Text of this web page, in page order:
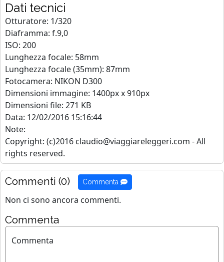
Dati tecnici
Otturatore: 1/320
Diaframma: f.9,0
ISO: 200
Lunghezza focale: 58mm
Lunghezza focale (35mm): 87mm
Fotocamera: NIKON D300
Dimensioni immagine: 1400px x 910px
Dimensioni file: 271 KB
Data: 12/02/2016 15:16:44
Note:
Copyright: (c)2016 claudio@viaggiareleggeri.com - All
rights reserved.
Commenti (0) Commenta
Non ci sono ancora commenti.
Commenta
Commenta